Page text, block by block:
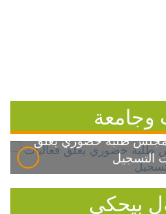
وجامعة
مجلس طلبة خضوري يعلق
التسجيل
بيحكي